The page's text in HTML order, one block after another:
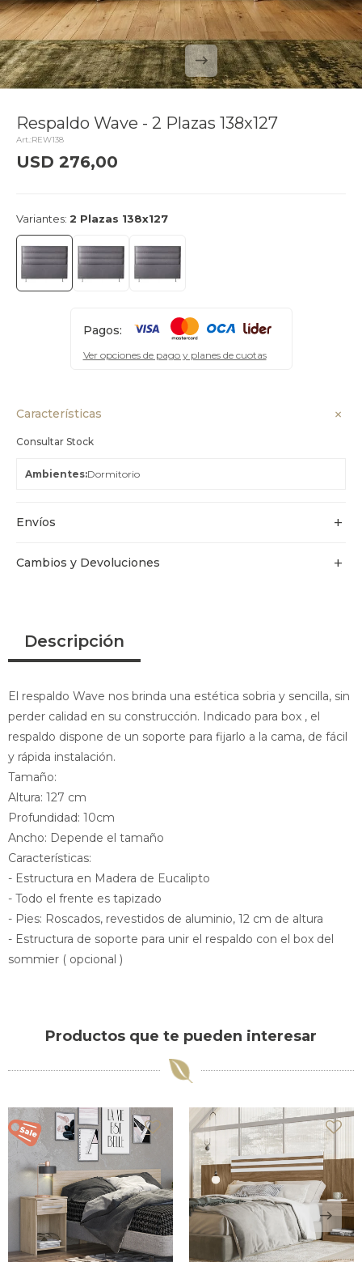
Respaldo Wave - 2 Plazas 138x127
REW138
USD 276,00
Variantes: 2 Plazas 138x127
Pagos:
Ver opciones de pago y planes de cuotas
Características
Consultar Stock
Ambientes Dormitorio
Envíos
Cambios y Devoluciones
Descripción
El respaldo Wave nos brinda una estética sobria y sencilla, sin
perder calidad en su construcción. Indicado para box , el
respaldo dispone de un soporte para fijarlo a la cama, de fácil
y rápida instalación.
Tamaño:
Altura: 127 cm
Profundidad: 10cm
Ancho: Depende el tamaño
Características:
- Estructura en Madera de Eucalipto
- Todo el frente es tapizado
- Pies: Roscados, revestidos de aluminio, 12 cm de altura
- Estructura de soporte para unir el respaldo con el box del
sommier ( opcional )
Productos que te pueden interesar